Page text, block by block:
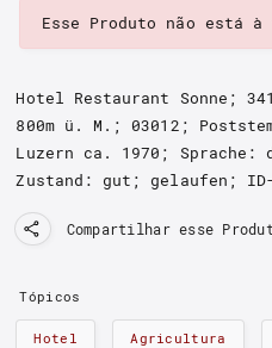
Esse Produto não está à
Hotel Restaurant Sonne;
800m ü. M. ; 03012;
Luzern ca. 1970 ; Sprache:
Zustand: gut; gelaufen ;
Compartilhar esse
Tópicos
Hotel Agricultura